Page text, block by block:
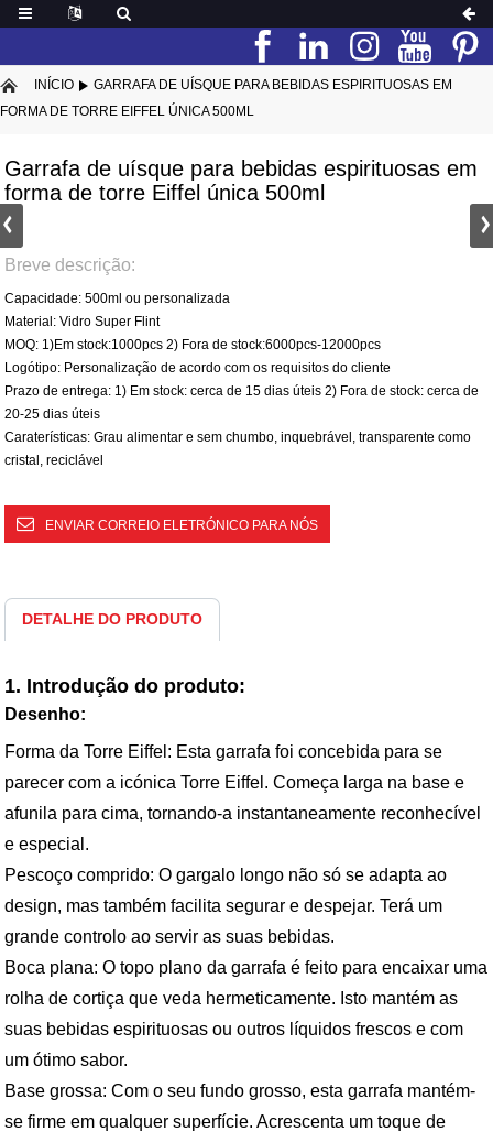
INÍCIO
GARRAFA DE UÍSQUE PARA BEBIDAS ESPIRITUOSAS EM
FORMA DE TORRE EIFFEL ÚNICA 500ML
Garrafa de uísque para bebidas espirituosas em
forma de torre Eiffel única 500ml
Breve descrição:
Capacidade: 500ml ou personalizada
Material: Vidro Super Flint
MOQ: 1)Em stock:1000pcs 2) Fora de stock:6000pcs-12000pcs
Logótipo: Personalização de acordo com os requisitos do cliente
Prazo de entrega: 1) Em stock: cerca de 15 dias úteis 2) Fora de stock: cerca de
20-25 dias úteis
Caraterísticas: Grau alimentar e sem chumbo, inquebrável, transparente como
cristal, reciclável
ENVIAR CORREIO ELETRÓNICO PARA NÓS
DETALHE DO PRODUTO
1. Introdução do produto:
Desenho:
Forma da Torre Eiffel: Esta garrafa foi concebida para se
parecer com a icónica Torre Eiffel. Começa larga na base e
afunila para cima, tornando-a instantaneamente reconhecível
e especial.
Pescoço comprido: O gargalo longo não só se adapta ao
design, mas também facilita segurar e despejar. Terá um
grande controlo ao servir as suas bebidas.
Boca plana: O topo plano da garrafa é feito para encaixar uma
rolha de cortiça que veda hermeticamente. Isto mantém as
suas bebidas espirituosas ou outros líquidos frescos e com
um ótimo sabor.
Base grossa: Com o seu fundo grosso, esta garrafa mantém-
se firme em qualquer superfície. Acrescenta um toque de